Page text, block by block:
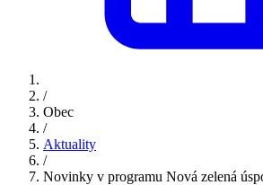
/
Obec
/
Aktuality
/
Novinky v programu Nová zelená